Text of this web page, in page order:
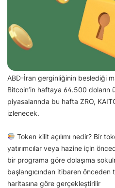
ABD-İran gerginliğinin beslediği
Bitcoin’in haftaya 64.500 doların
piyasalarında bu hafta ZRO,
izlenecek.
Token kilit açılımı nedir? Bir
yatırımcılar veya hazine için
bir programa göre dolaşıma
başlangıcından itibaren önceden
haritasına göre gerçekleştirilir